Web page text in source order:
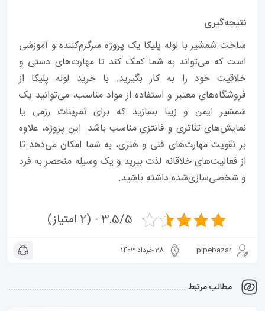
نتیجه‌گیری
ساخت شمشیر با لوله پلیکا یک پروژه سرگرم‌کننده و آموزشی
است که می‌تواند به شما کمک کند تا مهارت‌های دستی و
خلاقیت خود را به کار بگیرید. با خرید لوله پلیکا از
فروشگاه‌های معتبر و استفاده از مواد مناسب، می‌توانید یک
شمشیر ایمن و زیبا بسازید که برای تمرینات رزمی یا
نمایش‌های تئاتری و فانتزی مناسب باشد. این پروژه، علاوه
بر تقویت مهارت‌های فنی و هنری، به شما امکان می‌دهد تا
از فعالیت‌های خلاقانه لذت ببرید و یک وسیله منحصر به فرد
و شخصی‌سازی‌شده داشته باشید.
3.5/5 - (2 امتیاز)
pipebazar 28 خرداد 1403
مطالب مرتبط